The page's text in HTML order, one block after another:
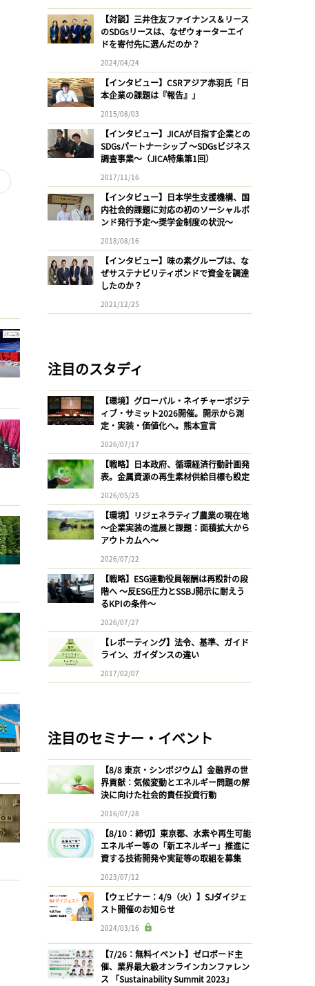
【対談】三井住友ファイナンス＆リース
のSDGsリースは、なぜウォーターエイ
ドを寄付先に選んだのか？
2024/04/24
【インタビュー】CSRアジア赤羽氏「日
本企業の課題は『報告』」
2015/08/03
【インタビュー】JICAが目指す企業との
SDGsパートナーシップ 〜SDGsビジネス
調査事業〜（JICA特集第1回）
2017/11/16
【インタビュー】日本学生支援機構、国
内社会的課題に対応の初のソーシャルボ
ンド発行予定〜奨学金制度の状況〜
2018/08/16
【インタビュー】味の素グループは、な
ぜサステナビリティボンドで資金を調達
したのか？
2021/12/25
注目のスタディ
【環境】グローバル・ネイチャーポジテ
ィブ・サミット2026開催。開示から測
定・実装・価値化へ。熊本宣言
2026/07/17
【戦略】日本政府、循環経済行動計画発
表。金属資源の再生素材供給目標も設定
2026/05/25
【環境】リジェネラティブ農業の現在地
〜企業実装の進展と課題：面積拡大から
アウトカムへ〜
2026/07/22
【戦略】ESG連動役員報酬は再設計の段
階へ 〜反ESG圧力とSSBJ開示に耐えう
るKPIの条件〜
2026/07/27
【レポーティング】法令、基準、ガイド
ライン、ガイダンスの違い
2017/02/07
注目のセミナー・イベント
【8/8 東京・シンポジウム】金融界の世
界貢献：気候変動とエネルギー問題の解
決に向けた社会的責任投資行動
2016/07/28
【8/10：締切】東京都、水素や再生可能
エネルギー等の「新エネルギー」推進に
資する技術開発や実証等の取組を募集
2023/07/12
【ウェビナー：4/9（火）】SJダイジェ
スト開催のお知らせ
2024/03/16
【7/26：無料イベント】ゼロボード主
催、業界最大級オンラインカンファレン
ス 「Sustainability Summit 2023」